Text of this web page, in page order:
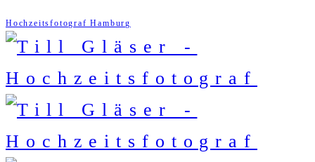
Hochzeitsfotograf Hamburg